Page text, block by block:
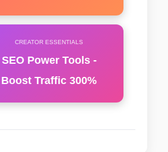
CREATOR ESSENTIALS
SEO Power Tools -
Boost Traffic 300%